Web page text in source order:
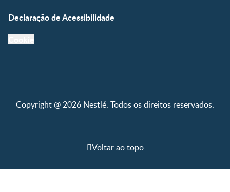
Declaração de Acessibilidade
Copyright @ 2026 Nestlé. Todos os direitos reservados.
Voltar ao topo